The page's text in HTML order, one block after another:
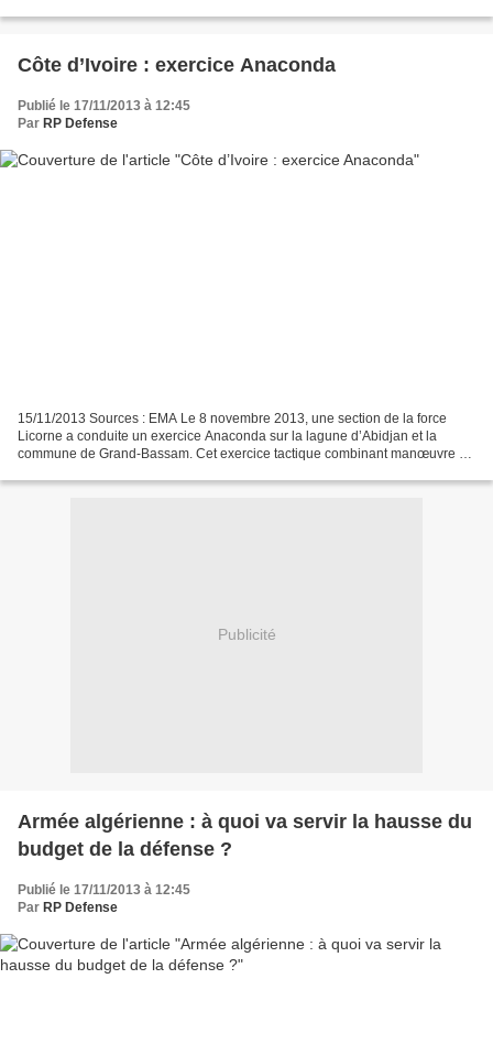
Côte d’Ivoire : exercice Anaconda
Publié le 17/11/2013 à 12:45
Par RP Defense
15/11/2013 Sources : EMA Le 8 novembre 2013, une section de la force
Licorne a conduite un exercice Anaconda sur la lagune d’Abidjan et la
commune de Grand-Bassam. Cet exercice tactique combinant manœuvre et
Publicité
Armée algérienne : à quoi va servir la hausse du
budget de la défense ?
Publié le 17/11/2013 à 12:45
Par RP Defense